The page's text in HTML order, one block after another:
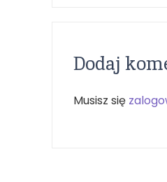
Dodaj
Musisz się